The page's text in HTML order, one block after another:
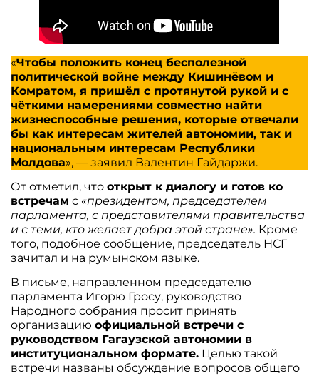
«Чтобы положить конец бесполезной
политической войне между Кишинёвом и
Комратом, я пришёл с протянутой рукой и с
чёткими намерениями совместно найти
жизнеспособные решения, которые отвечали
бы как интересам жителей автономии, так и
национальным интересам Республики
Молдова», — заявил Валентин Гайдаржи.
От отметил, чтооткрыт к диалогу и готов ко
встречам с «президентом, председателем
парламента, с представителями правительства
и с теми, кто желает добра этой стране». Кроме
того, подобное сообщение, председатель НСГ
зачитал и на румынском языке.
В письме, направленном председателю
парламента Игорю Гросу, руководство
Народного cобрания просит принять
организациюофициальной встречи с
руководством Гагаузской автономии в
институциональном формате. Целью такой
встречи названы обсуждение вопросов общего